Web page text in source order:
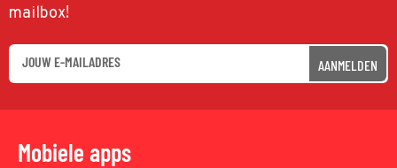
mailbox!
AANMELDEN
Mobiele apps